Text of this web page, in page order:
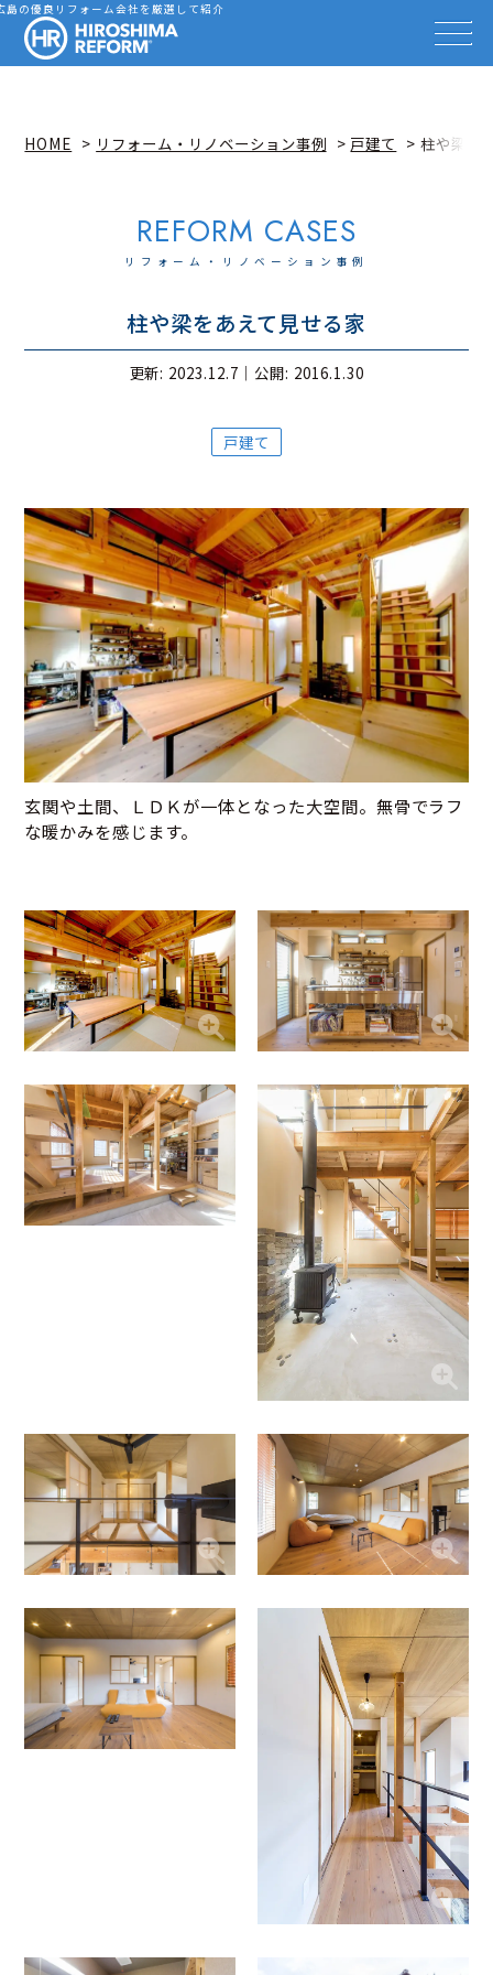
島の優良リフォーム会社を厳選して紹介
HIROSHIMA REFORM – 広島で
会社を探す
事例を見る
事例解説動画
イベント情報
広島リフォーム相談カウンター
HOME リフォーム・リノベーション事例 戸建て 柱や梁を
リフォーム・リノベーション事例
柱や梁をあえて見せる家
更新: 2023.12.7｜ 公開: 2016.1.30
戸建て
玄関や土間、ＬＤＫが一体となった大空間。無骨でラフ
な暖かみを感じます。